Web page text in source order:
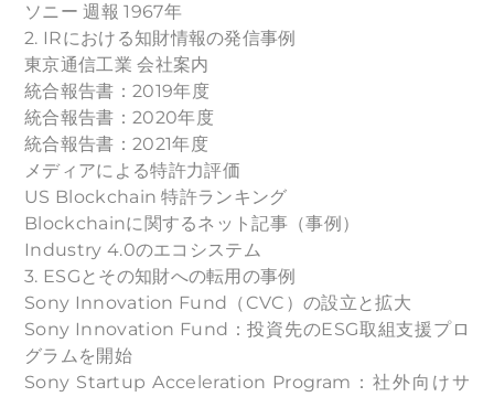
ソニー 週報 1967年
2. IRにおける知財情報の発信事例
東京通信工業 会社案内
統合報告書：2019年度
統合報告書：2020年度
統合報告書：2021年度
メディアによる特許力評価
US Blockchain 特許ランキング
Blockchainに関するネット記事（事例）
Industry 4.0のエコシステム
3. ESGとその知財への転用の事例
Sony Innovation Fund（CVC）の設立と拡大
Sony Innovation Fund：投資先のESG取組支援プロ
グラムを開始
Sony Startup Acceleration Program：社外向けサ